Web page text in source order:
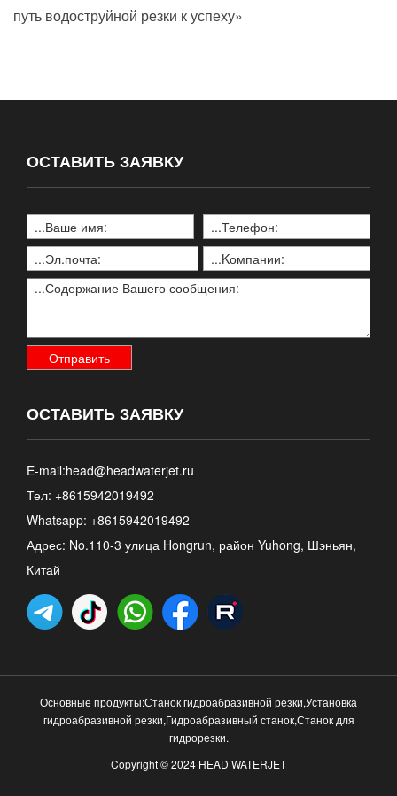
путь водоструйной резки к успеху»
ОСТАВИТЬ ЗАЯВКУ
ОСТАВИТЬ ЗАЯВКУ
E-mail:head@headwaterjet.ru
Тел: +8615942019492
Whatsapp: +8615942019492
Адрес: No.110-3 улица Hongrun, район Yuhong, Шэньян,
Китай
Основные продукты:Станок гидроабразивной резки,Установка
гидроабразивной резки,Гидроабразивный станок,Станок для
гидрорезки.
Copyright © 2024 HEAD WATERJET